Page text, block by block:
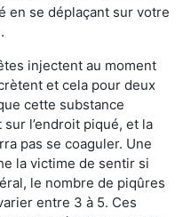
en se déplaçant sur votre
injectent au moment
et cela pour deux
cette substance
l’endroit piqué, et la
pas se coaguler. Une
la victime de sentir si
le nombre de piqûres
entre 3 à 5. Ces